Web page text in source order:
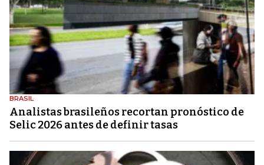
BRASIL
Analistas brasileños recortan pronóstico de
Selic 2026 antes de definir tasas